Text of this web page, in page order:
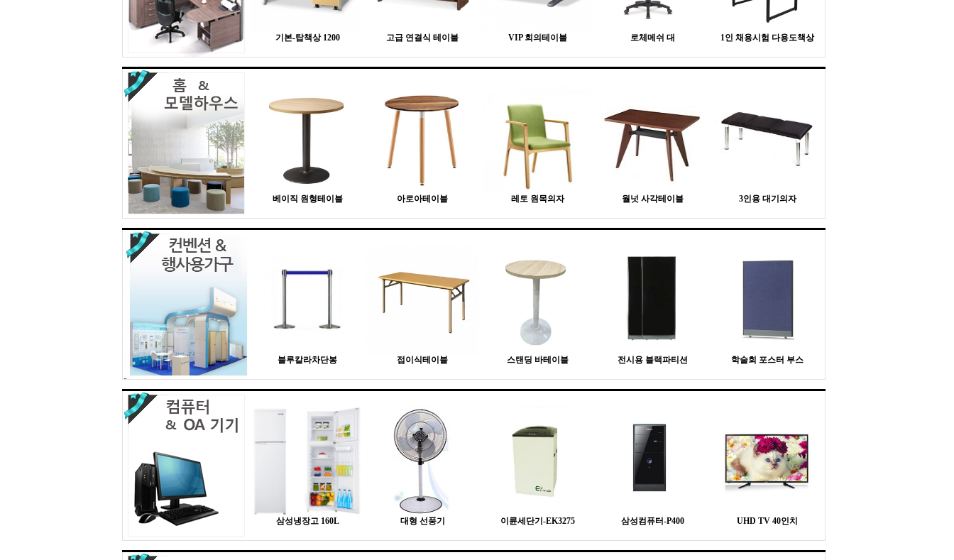
기본-탑책상 1200 고급 연결식 테이블 VIP 회의테이블 로체메쉬 대 1인 채용시험 다용도책상
베이직 원형테이블 아로아테이블 레토 원목의자 월넛 사각테이블 3인용 대기의자
블루칼라차단봉 접이식테이블 스탠딩 바테이블 전시용 블랙파티션 학술회 포스터 부스
삼성냉장고 160L 대형 선풍기 이륜세단기-EK3275 삼성컴퓨터-P400 UHD TV 40인치